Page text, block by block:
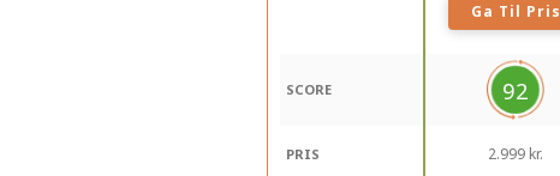
Ga Til Pris
SCORE 92
PRIS 2.999 kr.